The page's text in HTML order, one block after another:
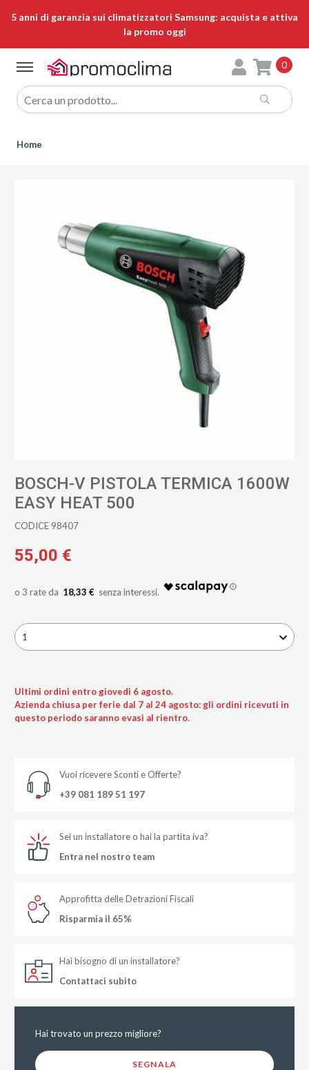
5 anni di garanzia sui climatizzatori Samsung: acquista e attiva
la promo oggi
0
Home
BOSCH-V PISTOLA TERMICA 1600W
EASY HEAT 500
CODICE 98407
55,00 €
18,33 €
1
Ultimi ordini entro giovedì 6 agosto.
Azienda chiusa per ferie dal 7 al 24 agosto: gli ordini ricevuti in
questo periodo saranno evasi al rientro.
Vuoi ricevere Sconti e Offerte?
+39 081 189 51 197
Sei un installatore o hai la partita iva?
Entra nel nostro team
Approfitta delle Detrazioni Fiscali
Risparmia il 65%
Hai bisogno di un installatore?
Contattaci subito
Hai trovato un prezzo migliore?
SEGNALA